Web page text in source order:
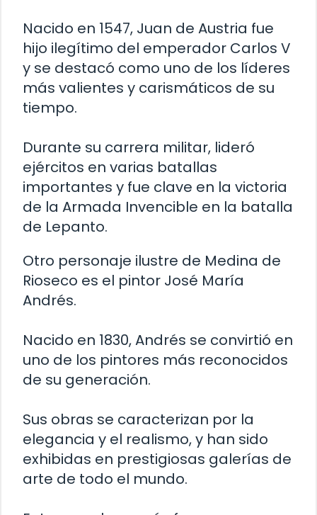
Nacido en 1547, Juan de Austria fue
hijo ilegítimo del emperador Carlos V
y se destacó como uno de los líderes
más valientes y carismáticos de su
tiempo.
Durante su carrera militar, lideró
ejércitos en varias batallas
importantes y fue clave en la victoria
de la Armada Invencible en la batalla
de Lepanto.
Otro personaje ilustre de Medina de
Rioseco es el pintor José María
Andrés.
Nacido en 1830, Andrés se convirtió en
uno de los pintores más reconocidos
de su generación.
Sus obras se caracterizan por la
elegancia y el realismo, y han sido
exhibidas en prestigiosas galerías de
arte de todo el mundo.